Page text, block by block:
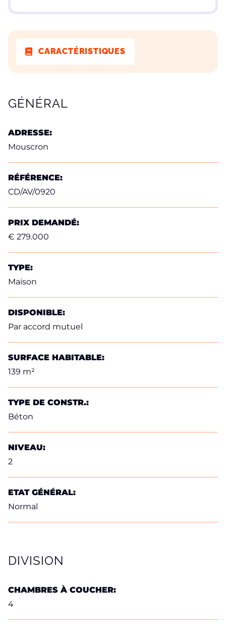
CARACTÉRISTIQUES
CARACTÉRISTIQUES
GÉNÉRAL
ADRESSE:
Mouscron
RÉFÉRENCE:
CD/AV/0920
PRIX DEMANDÉ:
€ 279.000
TYPE:
Maison
DISPONIBLE:
Par accord mutuel
SURFACE HABITABLE:
139 m²
TYPE DE CONSTR.:
Béton
NIVEAU:
2
ETAT GÉNÉRAL:
Normal
DIVISION
CHAMBRES À COUCHER:
4